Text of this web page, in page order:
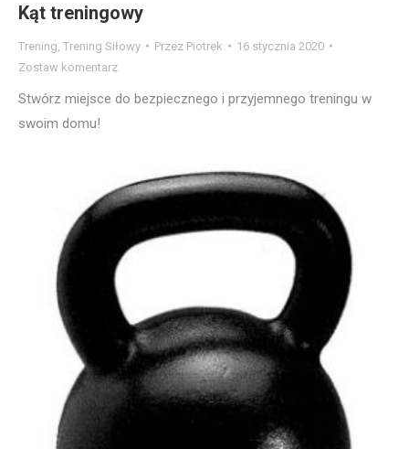
Kąt treningowy
Trening Trening Siłowy Przez Piotrek
16 stycznia 2020
Zostaw komentarz
Stwórz miejsce do bezpiecznego i przyjemnego treningu w
swoim domu!